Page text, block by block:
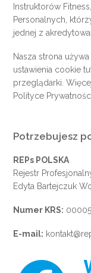
Instruktorów
Personalnych,
jednej z
Nasza strona
ustawienia cookie
przeglądarki.
Polityce
Potrzebujesz
REPs POLSKA
Rejestr
Edyta Bartejczuk
Numer KRS:
E-mail: